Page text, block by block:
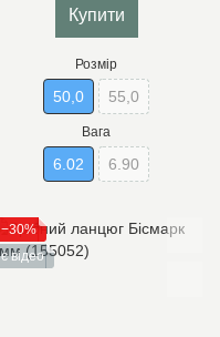
Купити
Розмір
50,0 55,0
Вага
6.02 6.90
−30%
є відео